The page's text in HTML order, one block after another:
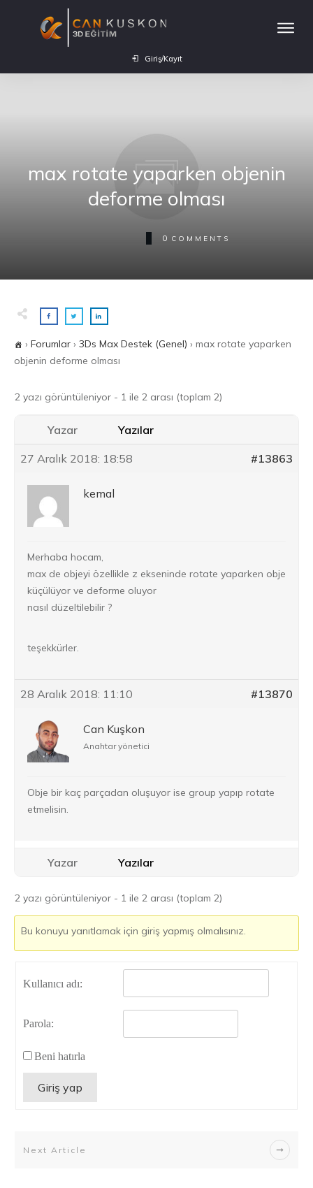
Giriş/Kayıt
max rotate yaparken objenin
deforme olması
0 COMMENTS
› Forumlar › 3Ds Max Destek (Genel) › max rotate yaparken
objenin deforme olması
2 yazı görüntüleniyor - 1 ile 2 arası (toplam 2)
Yazar Yazılar
27 Aralık 2018: 18:58 #13863
kemal
Merhaba hocam,
max de objeyi özellikle z ekseninde rotate yaparken obje
küçülüyor ve deforme oluyor
nasıl düzeltilebilir ?
teşekkürler.
28 Aralık 2018: 11:10 #13870
Can Kuşkon
Anahtar yönetici
Obje bir kaç parçadan oluşuyor ise group yapıp rotate
etmelisin.
Yazar Yazılar
2 yazı görüntüleniyor - 1 ile 2 arası (toplam 2)
Bu konuyu yanıtlamak için giriş yapmış olmalısınız.
Kullanıcı adı:
Parola:
Beni hatırla
Giriş yap
Next Article